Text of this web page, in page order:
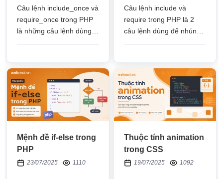
Câu lệnh include_once và
require_once trong PHP
là những câu lệnh dùng
Câu lệnh include và
require trong PHP là 2
câu lệnh dùng để nhúng
sẽ đưa ra cảnh báo
Mệnh đề if-else trong
PHP
23/07/2025 1110
Thuộc tính animation
trong CSS
19/07/2025 1092